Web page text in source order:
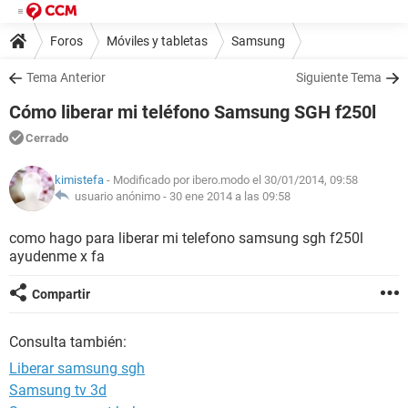
Foros Móviles y tabletas Samsung
Tema Anterior Siguiente Tema
Cómo liberar mi teléfono Samsung SGH f250l
Cerrado
kimistefa - Modificado por ibero.modo el 30/01/2014, 09:58
usuario anónimo - 30 ene 2014 a las 09:58
como hago para liberar mi telefono samsung sgh f250l
ayudenme x fa
Compartir
Consulta también:
Liberar samsung sgh
Samsung tv 3d